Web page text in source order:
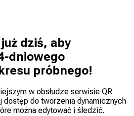
dziś, aby
dniowego
próbnego!
w obsłudze serwisie QR
dostęp do tworzenia dynamicznych
można edytować i śledzić.